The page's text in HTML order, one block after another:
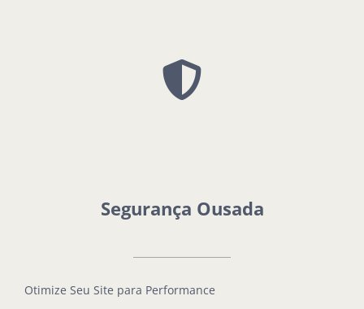
Segurança Ousada
Otimize Seu Site para Performance